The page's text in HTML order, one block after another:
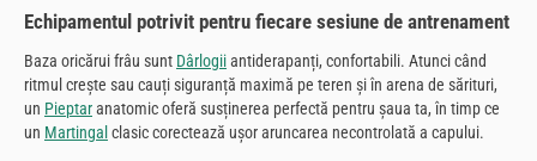
Echipamentul potrivit pentru fiecare sesiune de antrenament
Baza oricărui frâu sunt Dârlogiiantiderapanți, confortabili. Atunci când
ritmul crește sau cauți siguranță maximă pe teren și în arena de sărituri,
un Pieptaranatomic oferă susținerea perfectă pentru șaua ta, în timp ce
un Martingal clasic corectează ușor aruncarea necontrolată a capului.